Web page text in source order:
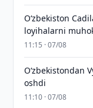
Oʻzbekiston
loyihalarni
11:15 · 07/08
O‘zbekistondan
oshdi
11:10 · 07/08